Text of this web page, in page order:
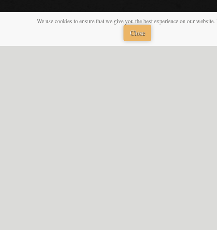
We use cookies to ensure that we give you the best experience on our
Close